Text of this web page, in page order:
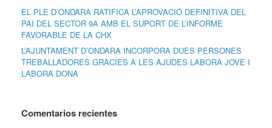
EL PLE D’ONDARA RATIFICA L’APROVACIÓ DEFINITIVA DEL
PAI DEL SECTOR 9A AMB EL SUPORT DE L’INFORME
FAVORABLE DE LA CHX
L’AJUNTAMENT D’ONDARA INCORPORA DUES PERSONES
TREBALLADORES GRÀCIES A LES AJUDES LABORA JOVE I
LABORA DONA
Comentarios recientes